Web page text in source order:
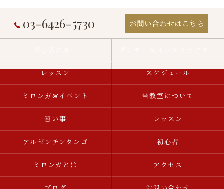
03-6426-5730 お問い合わせはこちら
レッスン スケジュール
ミロンガ&イベント 当教室について
習い事 レッスン
アルゼンチンタンゴ 初心者
ミロンガとは アクセス